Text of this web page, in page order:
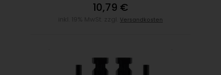
10,79 €
Versandkosten